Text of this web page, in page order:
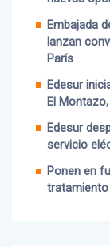
Embajada
lanzan
París
El
Edesur
servicio
tratamiento